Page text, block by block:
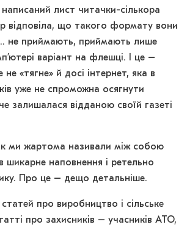
лист читачки-сількора
відповіла, що такого формату вони
не приймають, приймають лише
варіант на флешці. І це –
«тягне» й досі інтернет, яка в
уже не спроможна осягнути
залишалася відданою своїй газеті
ми жартома називали між собою
шикарне наповнення і ретельно
Про це – дещо детальніше.
про виробництво і сільське
про захисників – учасників АТО,